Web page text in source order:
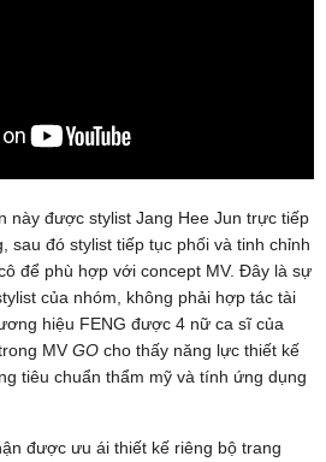
này được stylist Jang Hee Jun trực tiếp
sau đó stylist tiếp tục phối và tinh chỉnh
để phù hợp với concept MV. Đây là sự
của nhóm, không phải hợp tác tài
hiệu FENG được 4 nữ ca sĩ của
MV GO cho thấy năng lực thiết kế
tiêu chuẩn thẩm mỹ và tính ứng dụng
được ưu ái thiết kế riêng bộ trang